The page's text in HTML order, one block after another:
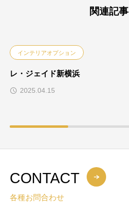
関連記事
インテリアオプション
レ・ジェイド新横浜
2025.04.15
CONTACT
各種お問合わせ